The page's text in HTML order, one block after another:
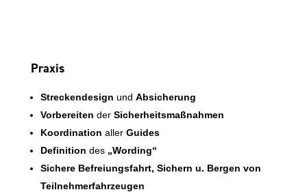
Praxis
Streckendesign und Absicherung
Vorbereiten der Sicherheitsmaßnahmen
Koordination aller Guides
Definition des „Wording“
Sichere Befreiungsfahrt, Sichern u. Bergen von
Teilnehmerfahrzeugen